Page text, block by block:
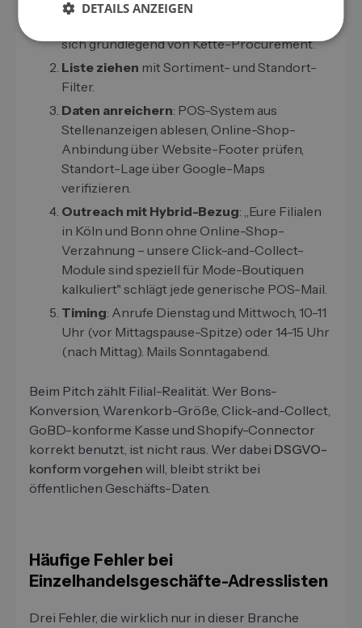
Filialnetz-Slot bestimmen
sich grundlegend von Kette-Procurement.
Liste ziehen mit Sortiment- und Standort-
Filter.
Daten anreichern: POS-System aus
Stellenanzeigen ablesen, Online-Shop-
Anbindung über Website-Footer prüfen,
Standort-Lage über Google-Maps
verifizieren.
Outreach mit Hybrid-Bezug: „Eure Filialen
in Köln und Bonn ohne Online-Shop-
Verzahnung – unsere Click-and-Collect-
Module sind speziell für Mode-Boutiquen
kalkuliert" schlägt jede generische POS-Mail.
Timing: Anrufe Dienstag und Mittwoch, 10-11
Uhr (vor Mittagspause-Spitze) oder 14-15 Uhr
(nach Mittag). Mails Sonntagabend.
Beim Pitch zählt Filial-Realität. Wer Bons-
Konversion, Warenkorb-Größe, Click-and-Collect,
GoBD-konforme Kasse und Shopify-Connector
korrekt benutzt, ist nicht raus. Wer dabei DSGVO-
konform vorgehen will, bleibt strikt bei
öffentlichen Geschäfts-Daten.
Häufige Fehler bei
Einzelhandelsgeschäfte-Adresslisten
Drei Fehler, die wirklich nur in dieser Branche
DETAILS ANZEIGEN